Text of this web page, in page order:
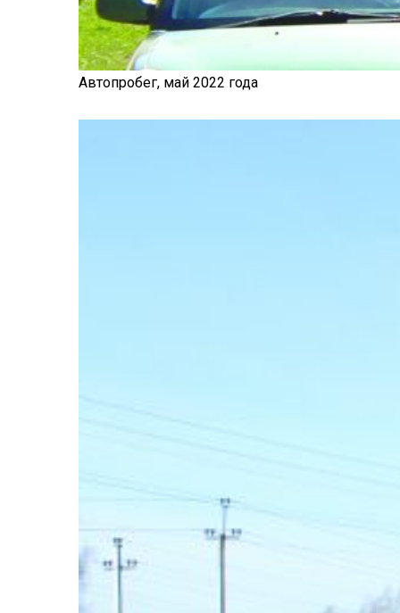
Автопробег, май 2022 года